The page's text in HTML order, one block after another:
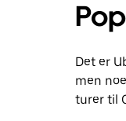
Det er
men
turer til